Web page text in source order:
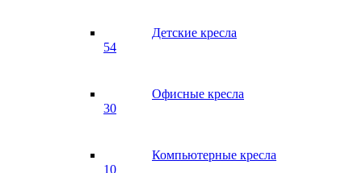
Детские кресла
54
Офисные кресла
30
Компьютерные кресла
10